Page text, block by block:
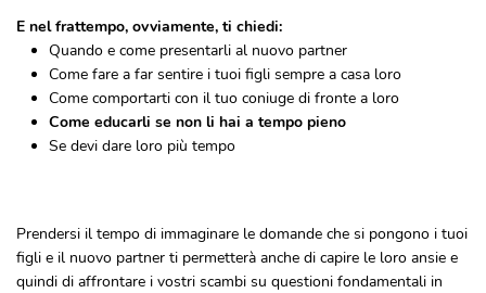
E nel frattempo, ovviamente, ti chiedi:
Quando e come presentarli al nuovo partner
Come fare a far sentire i tuoi figli sempre a casa loro
Come comportarti con il tuo coniuge di fronte a loro
Come educarli se non li hai a tempo pieno
Se devi dare loro più tempo
Prendersi il tempo di immaginare le domande che si pongono i tuoi
figli e il nuovo partner ti permetterà anche di capire le loro ansie e
quindi di affrontare i vostri scambi su questioni fondamentali in